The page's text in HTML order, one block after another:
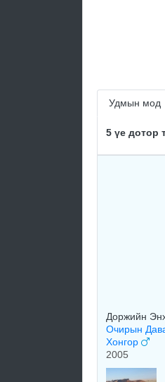
Удмын мод
5 үе дотор
Доржийн
Очирын
Хонгор
2005